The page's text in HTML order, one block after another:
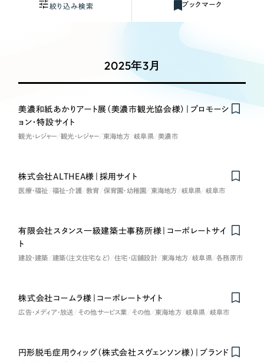
Service
サービス紹介
マーケティングDX支援
リーピーが選ばれる理由
採用サイト制作
ブランドサイト制作
すべて （624件）
求人・採用サイト
ECサイト（オンラインショップ） （43件）
LP（ランディングページ） （28件）
キャンペーン・プロモーションサイト （12件）
その他 （1件）
絞り込み検索 ブックマーク
制作内容
コーポレート・企業サイト
求人・採用サイト
ポータルサイト・メディアサイト
2025年3月
美濃和紙あかりアート展（美濃市観光協会様）｜プロモーシ
ョン・特設サイト
観光・レジャー 観光・レジャー 東海地方 岐阜県 美濃市
株式会社ALTHEA様｜採用サイト
医療・福祉 福祉・介護 教育 保育園・幼稚園 東海地方 岐阜県 岐阜市
有限会社スタンス一級建築士事務所様｜コーポレートサイ
ト
建設・建築 建築（注文住宅など） 住宅・店舗設計 東海地方 岐阜県 各務原市
株式会社コームラ様｜コーポレートサイト
広告・メディア・放送 その他サービス業 その他 東海地方 岐阜県 岐阜市
円形脱毛症用ウィッグ（株式会社スヴェンソン様）｜ブランド